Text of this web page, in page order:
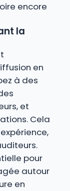
encore
la
en
à des
et
Cela
pour
autour
en